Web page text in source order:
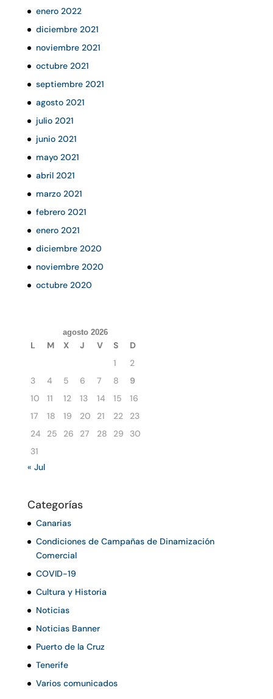
enero 2022
diciembre 2021
noviembre 2021
octubre 2021
septiembre 2021
agosto 2021
julio 2021
junio 2021
mayo 2021
abril 2021
marzo 2021
febrero 2021
enero 2021
diciembre 2020
noviembre 2020
octubre 2020
agosto 2026
L M X J V S
D
1
2
3
4 5 6 7 8
9
10
11 12 13 14 15
16
17
18 19 20 21 22
23
24
25 26 27 28 29
30
31
« Jul
Categorías
Canarias
Condiciones de Campañas de Dinamización
Comercial
COVID-19
Cultura y Historia
Noticias
Noticias Banner
Puerto de la Cruz
Tenerife
Varios comunicados